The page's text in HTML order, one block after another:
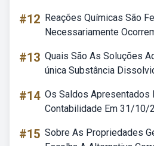
#12 Reações Químicas São
Necessariamente
#13 Quais São As Soluções
única Substância
#14 Os Saldos Apresentados
Contabilidade Em 31/10/
#15 Sobre As Propriedades